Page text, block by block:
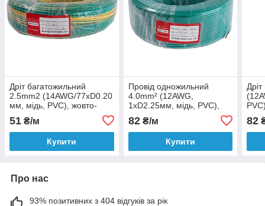
Дріт багатожильний
2.5mm2 (14AWG/77xD0.20
мм, мідь, PVC), жовто-
51 ₴/м
Купити
Провід одножильний
4.0mm² (12AWG,
1xD2.25мм, мідь, PVC),
82₴/м
Купити
82
Про нас
93% позитивних з 404 відгуків за рік